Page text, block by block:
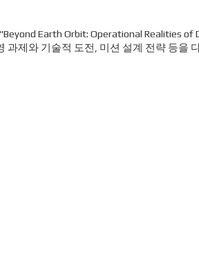
Earth Orbit: Operational Realities of
과제와 기술적 도전, 미션 설계 전략 등을